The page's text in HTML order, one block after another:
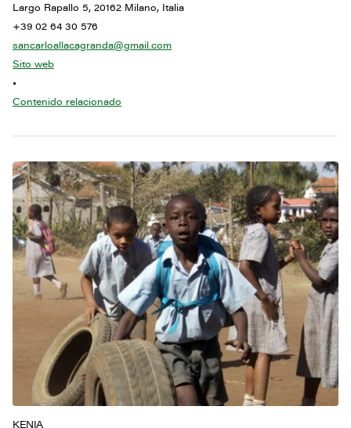
Largo Rapallo 5, 20162 Milano, Italia
+39 02 64 30 576
sancarloallacagranda@gmail.com
Sito web
•
Contenido relacionado
KENIA